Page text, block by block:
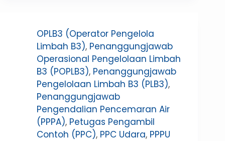
OPLB3 (Operator Pengelola
Limbah B3), Penanggungjawab
Operasional Pengelolaan Limbah
B3 (POPLB3), Penanggungjawab
Pengelolaan Limbah B3 (PLB3),
Penanggungjawab
Pengendalian Pencemaran Air
(PPPA), Petugas Pengambil
Contoh (PPC), PPC Udara, PPPU